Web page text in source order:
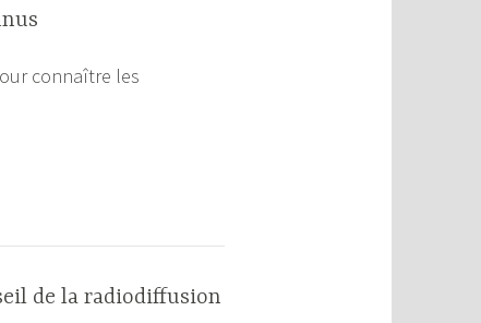
connaître les
de la radiodiffusion